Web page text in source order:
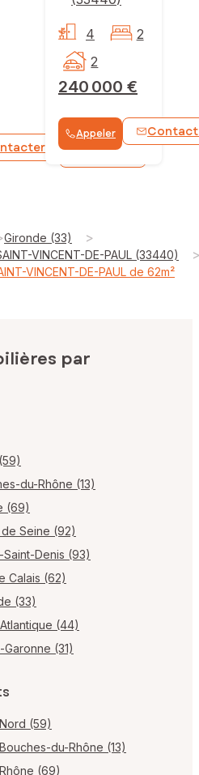
WhatsApp
240 000 €
4
2
2
Appeler
Gironde (33) >
VINCENT-DE-PAUL (33440)
VINCENT-DE-PAUL de 62m²
par
du-Rhône (13)
(69)
Seine (92)
Denis (93)
Calais (62)
(33)
(44)
(31)
(59)
du-Rhône (13)
(69)